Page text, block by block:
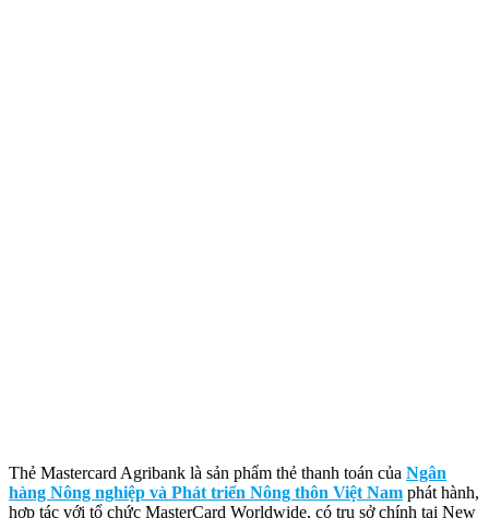
Thẻ Mastercard Agribank là sản phẩm thẻ thanh toán của Ngân
hàng Nông nghiệp và Phát triển Nông thôn Việt Nam phát hành,
hợp tác với tổ chức MasterCard Worldwide, có trụ sở chính tại New